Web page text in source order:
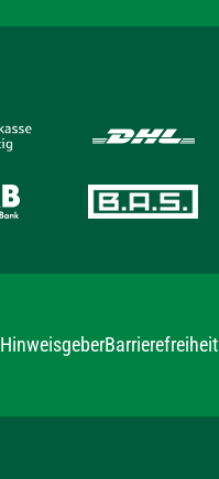
HinweisgeberBarrierefreiheit